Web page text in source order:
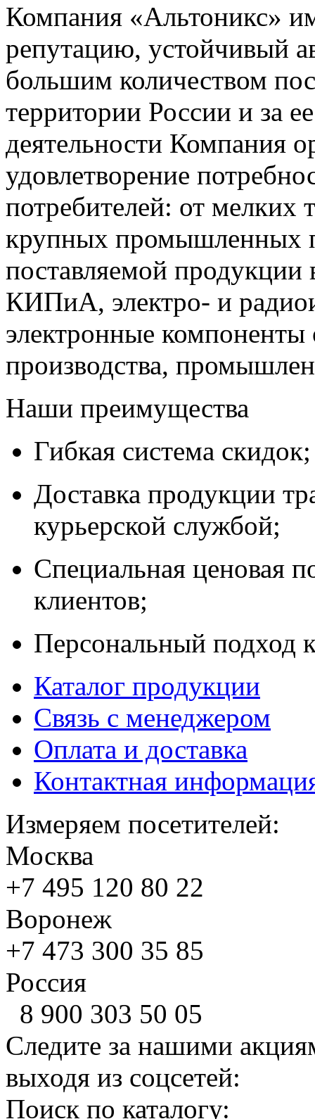
Компания «Альтоникс»
репутацию, устойчивый
большим количеством
территории России и за
деятельности Компания
удовлетворение
потребителей: от мелких
крупных промышленных
поставляемой продукции
КИПиА, электро- и
электронные компоненты
производства,
Наши преимущества
Гибкая система скидок;
Доставка продукции
курьерской службой;
Специальная ценовая
клиентов;
Персональный подход
Каталог продукции
Связь с менеджером
Оплата и доставка
Контактная
Измеряем посетителей:
Москва
+7 495 120 80 22
Воронеж
+7 473 300 35 85
Россия
8 900 303 50 05
Следите за нашими
выходя из соцсетей:
Поиск по каталогу: